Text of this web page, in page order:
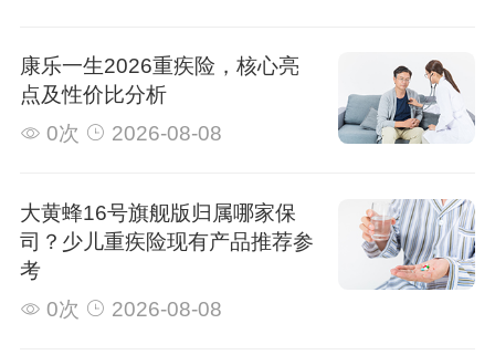
康乐一生2026重疾险，核心亮
点及性价比分析
0次
2026-08-08
大黄蜂16号旗舰版归属哪家保
司？少儿重疾险现有产品推荐参
考
0次
2026-08-08